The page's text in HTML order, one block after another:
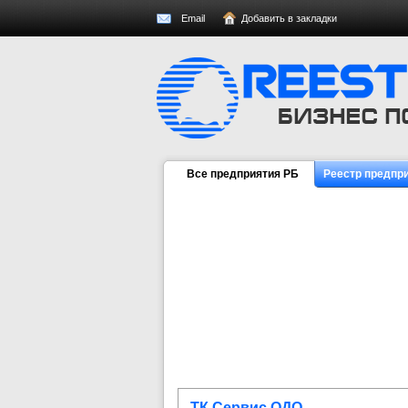
Email Добавить в закладки
Все предприятия РБ Реестр